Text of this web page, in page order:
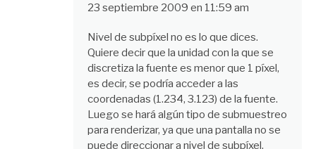
23 septiembre 2009 en 11:59 am
Nivel de subpíxel no es lo que dices.
Quiere decir que la unidad con la que se
discretiza la fuente es menor que 1 píxel,
es decir, se podría acceder a las
coordenadas (1.234, 3.123) de la fuente.
Luego se hará algún tipo de submuestreo
para renderizar, ya que una pantalla no se
puede direccionar a nivel de subpíxel.